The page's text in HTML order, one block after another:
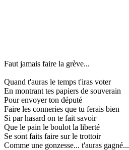
Faut jamais faire la grève...
Quand t'auras le temps t'iras voter
En montrant tes papiers de souverain
Pour envoyer ton député
Faire les conneries que tu ferais bien
Si par hasard on te fait savoir
Que le pain le boulot la liberté
Se sont faits faire sur le trottoir
Comme une gonzesse... t'auras gagné...